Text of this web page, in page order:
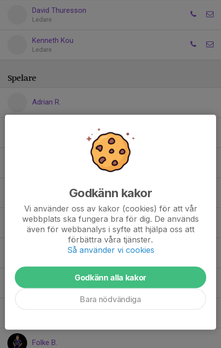
David Thuresson
Ledare
Kenneth Kou
Ledare
Spelare
Adrian R.
Bernard S.
Folke B.
Godkänn kakor
Vi använder oss av kakor (cookies) för att vår
webbplats ska fungera bra för dig. De används
även för webbanalys i syfte att hjälpa oss att
förbättra våra tjänster.
Så använder vi cookies
Godkänn alla kakor
Bara nödvändiga